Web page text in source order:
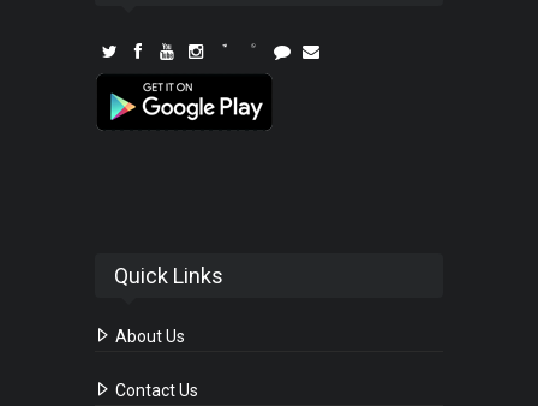
Quick Links
About Us
Contact Us